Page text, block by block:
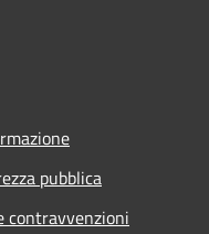
pubblica
contravvenzioni